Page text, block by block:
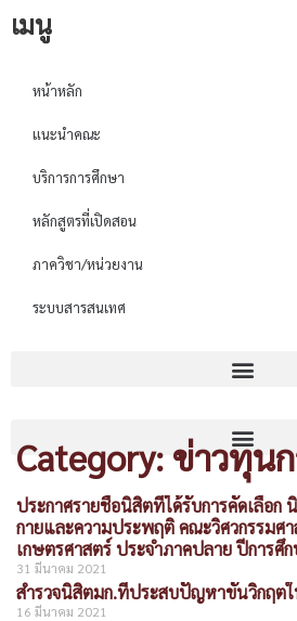
เมนู
หน้าหลัก
แนะนำคณะ
บริการการศึกษา
หลักสูตรที่เปิดสอน
ภาควิชา/หน่วยงาน
ระบบสารสนเทศ
Category: ข่าวทุน
ประกาศรายชื่อนิสิตที่ได้รับการคัดเลือก
กายและความประพฤติ คณะวิศวกรรมศ
เกษตรศาสตร์ ประจำภาคปลาย ปีการศึ
31 มีนาคม 2021
สำรวจนิสิตมก.ที่ประสบปัญหาขั้นวิกฤตใ
16 มีนาคม 2021